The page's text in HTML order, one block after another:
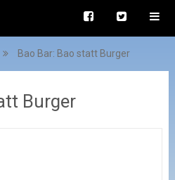
Bao Bar: Bao statt Burger
Burger